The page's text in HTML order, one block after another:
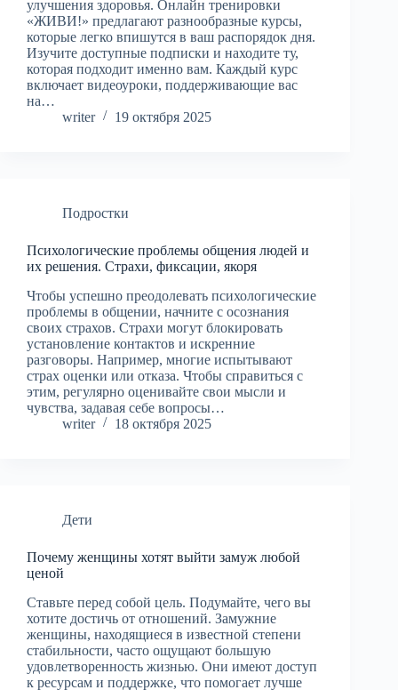
улучшения здоровья. Онлайн тренировки
«ЖИВИ!» предлагают разнообразные курсы,
которые легко впишутся в ваш распорядок дня.
Изучите доступные подписки и находите ту,
которая подходит именно вам. Каждый курс
включает видеоуроки, поддерживающие вас
на…
writer
19 октября 2025
Подростки
Психологические проблемы общения людей и
их решения. Страхи, фиксации, якоря
Чтобы успешно преодолевать психологические
проблемы в общении, начните с осознания
своих страхов. Страхи могут блокировать
установление контактов и искренние
разговоры. Например, многие испытывают
страх оценки или отказа. Чтобы справиться с
этим, регулярно оценивайте свои мысли и
чувства, задавая себе вопросы…
writer
18 октября 2025
Дети
Почему женщины хотят выйти замуж любой
ценой
Ставьте перед собой цель. Подумайте, чего вы
хотите достичь от отношений. Замужние
женщины, находящиеся в известной степени
стабильности, часто ощущают большую
удовлетворенность жизнью. Они имеют доступ
к ресурсам и поддержке, что помогает лучше